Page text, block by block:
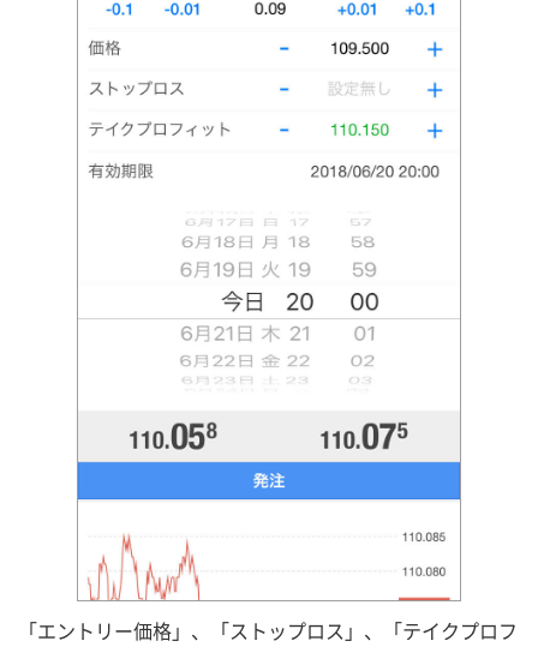
「エントリー価格」、「ストップロス」、「テイクプロフ